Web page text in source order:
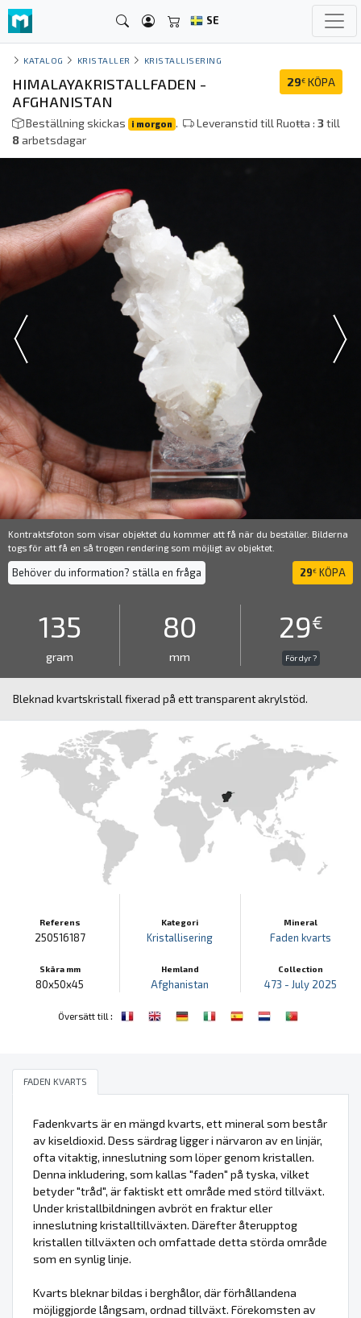
SE
KATALOG KRISTALLER KRISTALLISERING
29€ KÖPA
HIMALAYAKRISTALLFADEN -
AFGHANISTAN
Beställning skickas i morgon . Leveranstid till Ruoŧŧa :3till
8arbetsdagar
Kontraktsfoton som visar objektet du kommer att få när du beställer. Bilderna
togs för att få en så trogen rendering som möjligt av objektet.
Behöver du information? ställa en fråga 29€ KÖPA
135
gram
80
mm
29€
För dyr ?
Bleknad kvartskristall fixerad på ett transparent akrylstöd.
Referens
250516187
Skära mm
80x50x45
Kategori
Kristallisering
Hemland
Afghanistan
Mineral
Faden kvarts
Collection
473 - July 2025
Översätt till :
FADEN KVARTS
Fadenkvarts är en mängd kvarts, ett mineral som består
av kiseldioxid. Dess särdrag ligger i närvaron av en linjär,
ofta vitaktig, inneslutning som löper genom kristallen.
Denna inkludering, som kallas "faden" på tyska, vilket
betyder "tråd", är faktiskt ett område med störd tillväxt.
Under kristallbildningen avbröt en fraktur eller
inneslutning kristalltillväxten. Därefter återupptog
kristallen tillväxten och omfattade detta störda område
som en synlig linje.
Kvarts bleknar bildas i berghålor, där förhållandena
möjliggjorde långsam, ordnad tillväxt. Förekomsten av